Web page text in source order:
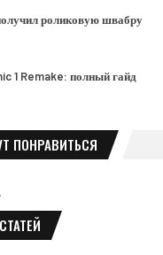
роликовую швабру
1 Remake: полный гайд
ПОНРАВИТЬСЯ